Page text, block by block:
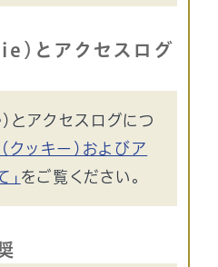
）とアクセスログ
とアクセスログにつ
クッキー）およびア
をご覧ください。